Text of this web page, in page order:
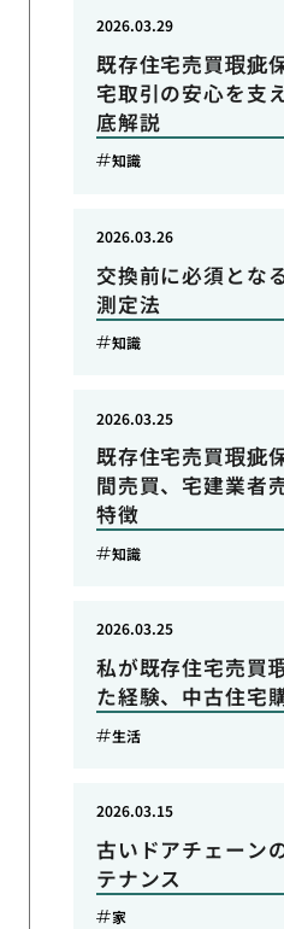
既存住宅売買瑕疵
宅取引の安心を支
底解説
2026.03.29
知識
交換前に必須とな
測定法
2026.03.26
知識
既存住宅売買瑕疵
間売買、宅建業者
特徴
2026.03.25
知識
私が既存住宅売買
た経験、中古住宅
2026.03.25
生活
古いドアチェーン
テナンス
2026.03.15
家